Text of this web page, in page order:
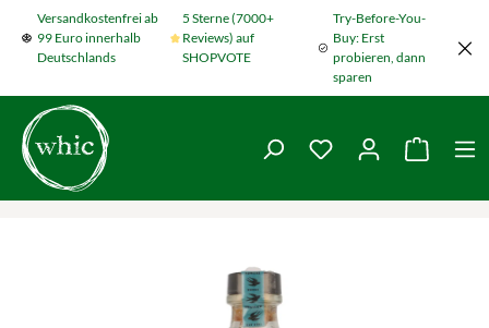
Zum Hauptinhalt springen
Versandkostenfrei ab
99 Euro innerhalb
Deutschlands
5 Sterne (7000+
Reviews) auf
SHOPVOTE
Try-Before-You-
Buy: Erst
probieren, dann
sparen
Du hast 0
Bildergalerie überspringen